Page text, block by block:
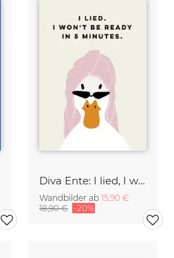
Diva Ente: I lied, I won't be ready in 5 minutes.
Wandbilder ab 15,90 €
18,90 € -20%